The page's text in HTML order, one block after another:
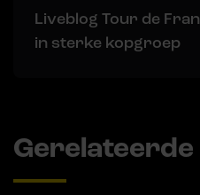
Liveblog Tour de
in sterke kopgroep